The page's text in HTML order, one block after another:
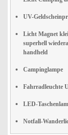
UV-
Licht Magnet
superhell
handheld
Campinglampe
Fahrradleuchte
LED-
Notfall-